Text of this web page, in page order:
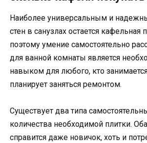
Наиболее универсальным и
стен в санузлах остается кафельная
поэтому умение самостоятельно
для ванной комнаты является
навыком для любого, кто
планирует заняться ремонтом.
Существует два типа
количества необходимой плитки.
справится даже новичок, хоть и